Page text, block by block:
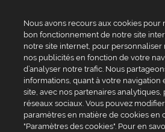
Qui sommes-nous ?
Site Valrhona.com
MyValrhona
Site pour les particuliers
Cadeaux pour les
entreprises
Avantages de commander
Valrhona
Norohy
La Rose
Pariani
Nous avons recours aux cookies pour
bon fonctionnement de notre site
notre site internet, pour
nos publicités en fonction de votre
d’analyser notre trafic. Nous
informations, quant à votre navigation
site, avec nos partenaires
réseaux sociaux. Vous pouvez
paramètres en matière de cookies en
"Paramètres des cookies". Pour en